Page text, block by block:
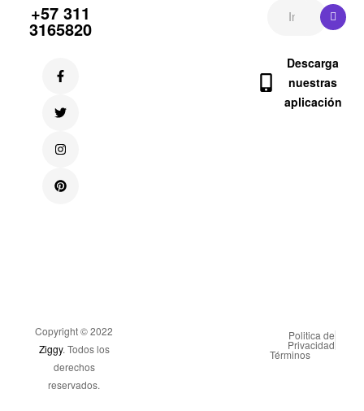
+57 311
3165820
Descarga
nuestras
aplicación
Copyright © 2022
Ziggy. Todos los
derechos
reservados.
Politica de
Privacidad
Términos